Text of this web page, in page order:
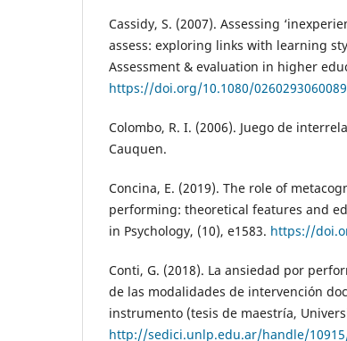
Cassidy, S. (2007). Assessing
assess: exploring links with learning
Assessment & evaluation in higher
https://doi.org/10.1080/
Colombo, R. I. (2006). Juego de
Cauquen.
Concina, E. (2019). The role of
performing: theoretical features and
in Psychology, (10), e1583. https://
Conti, G. (2018). La ansiedad por
de las modalidades de intervención
instrumento (tesis de maestría,
http://sedici.unlp.edu.ar/handle/